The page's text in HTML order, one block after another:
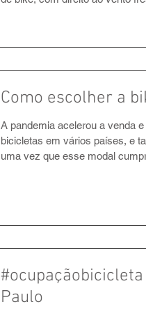
Como escolher a
A pandemia acelerou a venda
bicicletas em vários países, e
uma vez que esse modal
Paulo